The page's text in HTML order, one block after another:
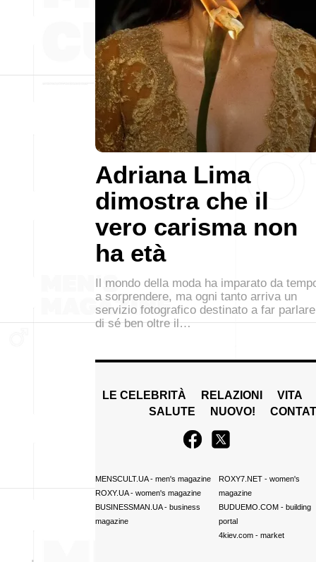
Adriana Lima
dimostra che il
vero carisma non
ha età
Il mondo della moda ha imparato da
a sorprendere, ma ogni tanto arriva un
servizio fotografico destinato a far parlare
di sé ben oltre il…
LE CELEBRITÀ RELAZIONI
VITA
SALUTE
NUOVO!
MENSCULT.UA- men's magazine
ROXY.UA- women's magazine
BUSINESSMAN.UA- business
magazine
ROXY7.NET- women's
magazine
BUDUEMO.COM- building
portal
4kiev.com- market